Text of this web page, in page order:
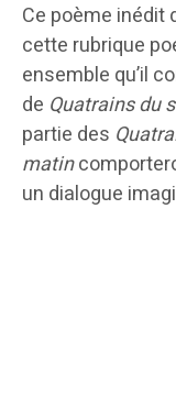
Ce poème inédit
cette rubrique
ensemble qu’il
de Quatrains du
partie des
matin
un dialogue